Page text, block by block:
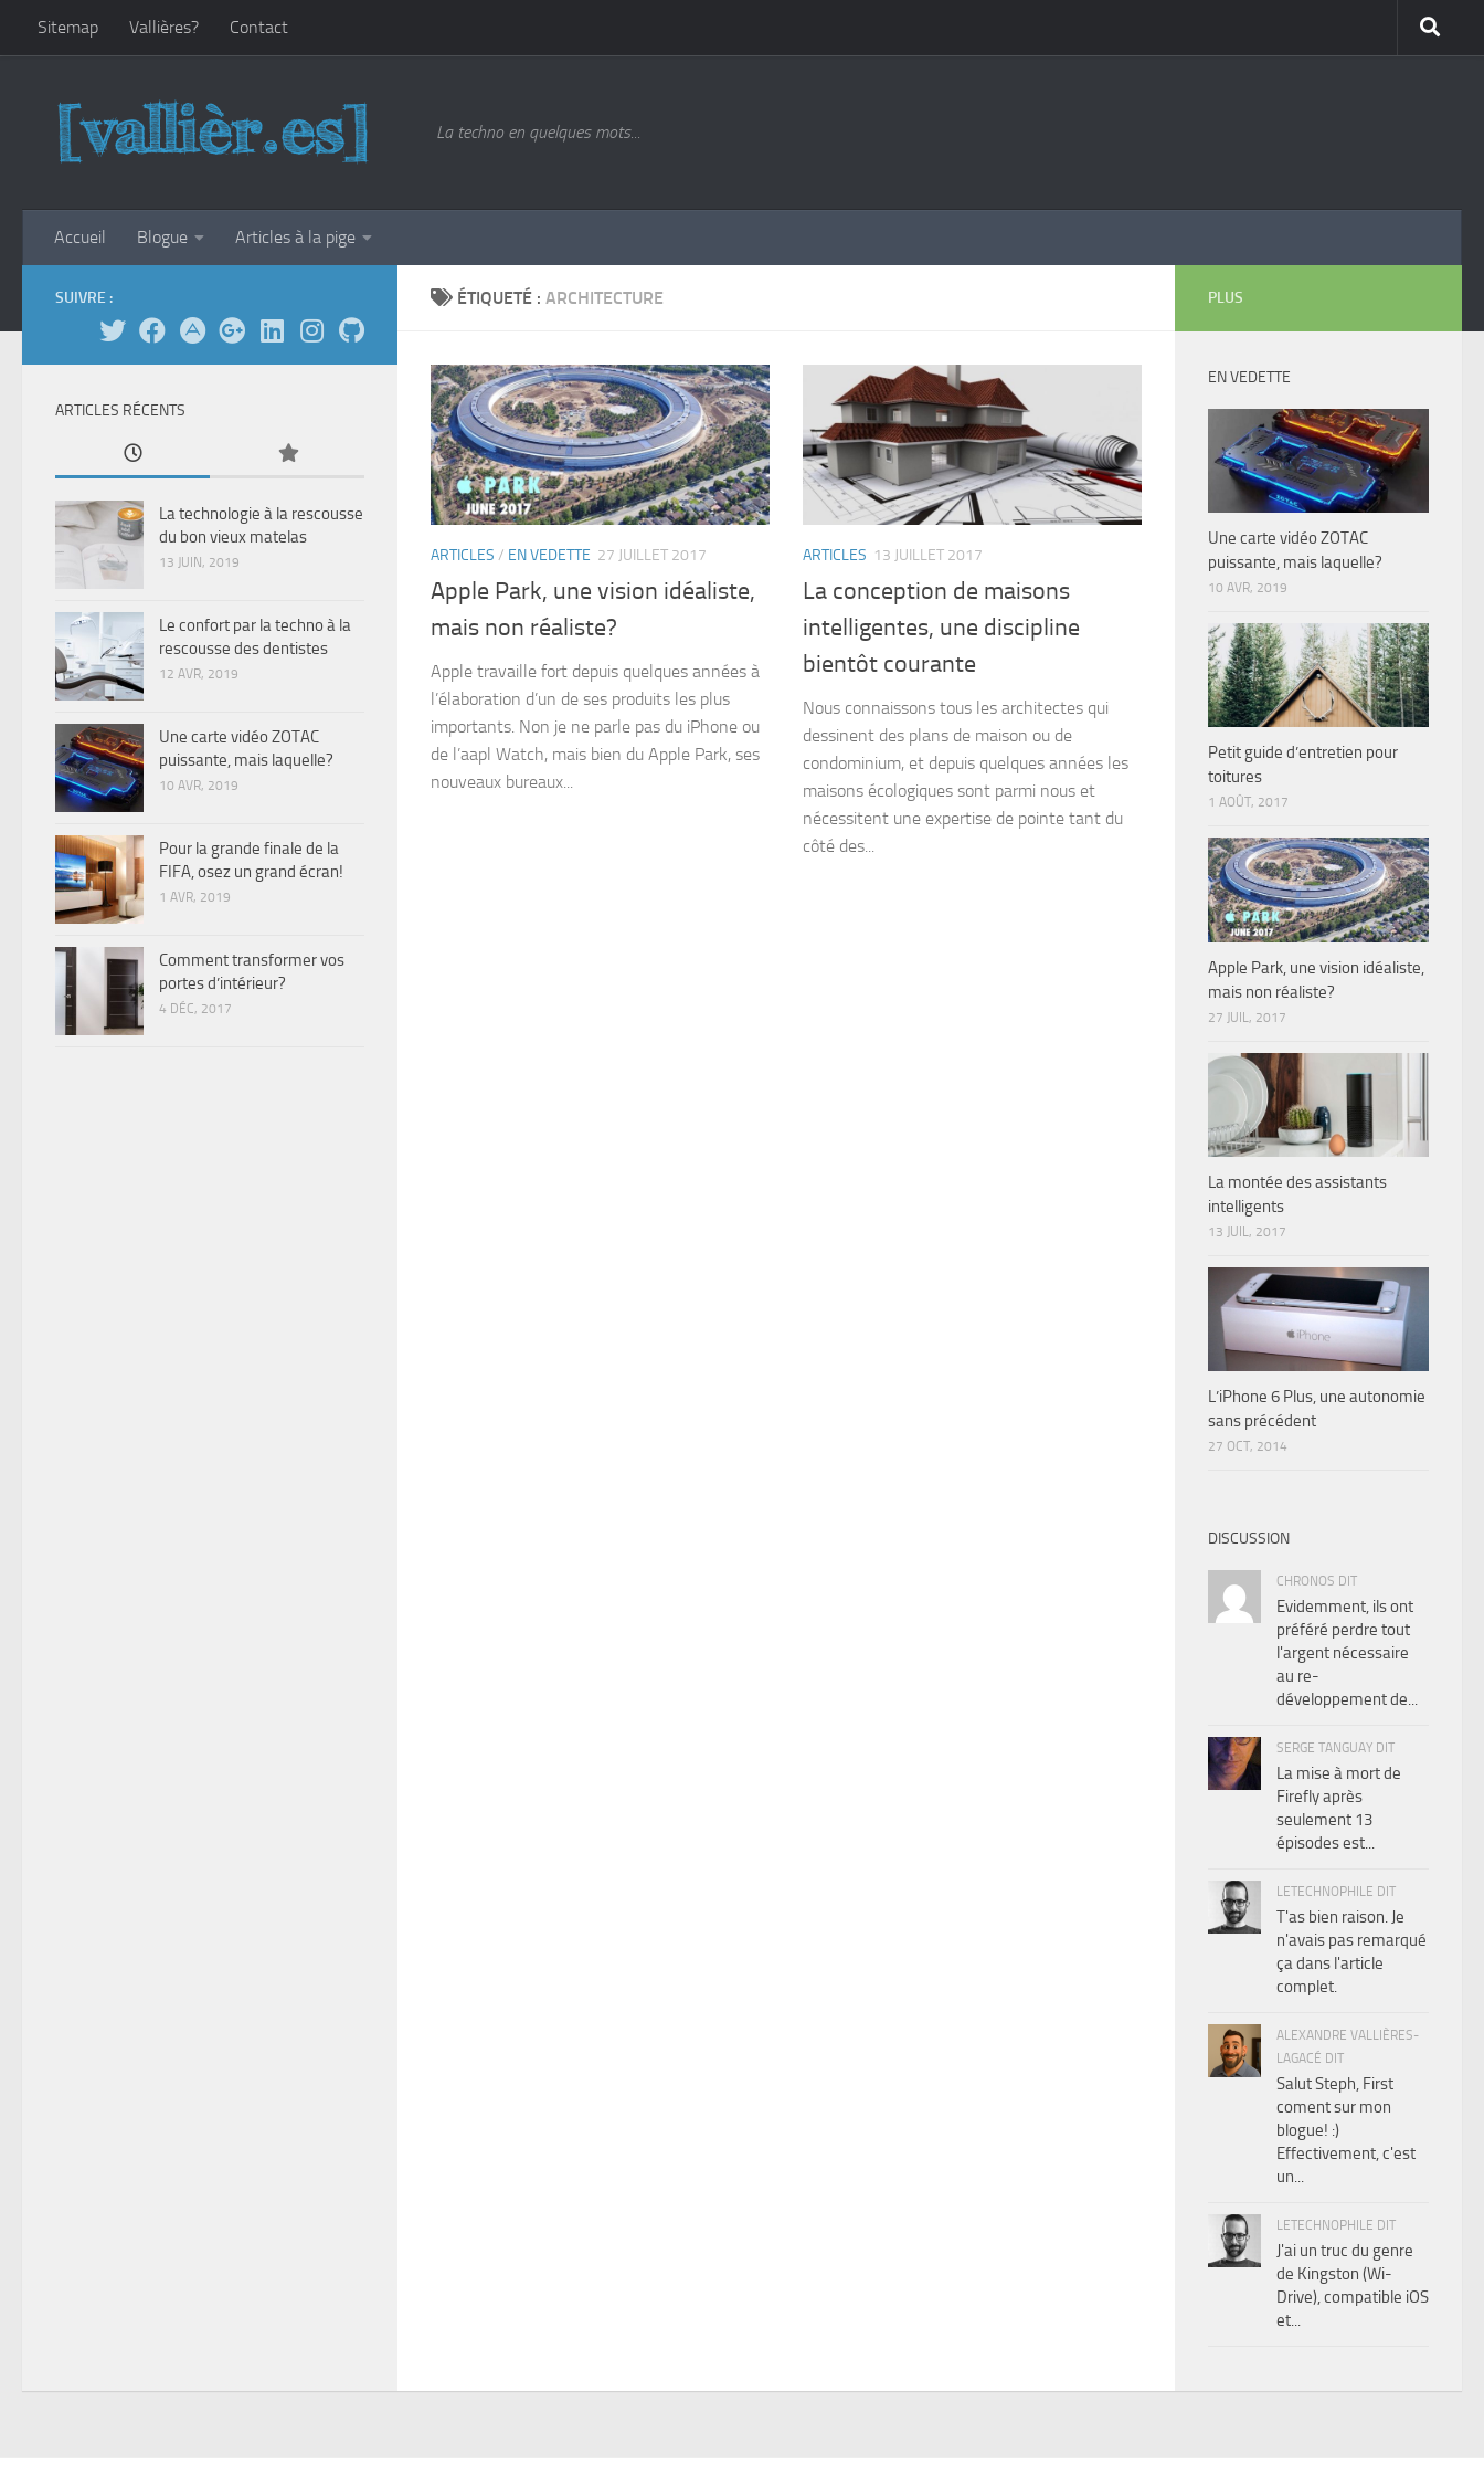
Skip to content
Sitemap Vallières? Contact
La techno en quelques mots...
Accueil Blogue Articles à la pige
ÉTIQUETÉ : ARCHITECTURE
ARTICLES / EN VEDETTE 27 JUILLET 2017
Apple Park, une vision idéaliste,
mais non réaliste?
Apple travaille fort depuis quelques années à
l’élaboration d’un de ses produits les plus
importants. Non je ne parle pas du iPhone ou
de l’aapl Watch, mais bien du Apple Park, ses
nouveaux bureaux...
ARTICLES 13 JUILLET 2017
La conception de maisons
intelligentes, une discipline
bientôt courante
Nous connaissons tous les architectes qui
dessinent des plans de maison ou de
condominium, et depuis quelques années les
maisons écologiques sont parmi nous et
nécessitent une expertise de pointe tant du
côté des...
SUIVRE :
ARTICLES RÉCENTS
La technologie à la rescousse
du bon vieux matelas
13 JUIN, 2019
Le confort par la techno à la
rescousse des dentistes
12 AVR, 2019
Une carte vidéo ZOTAC
puissante, mais laquelle?
10 AVR, 2019
Pour la grande finale de la
FIFA, osez un grand écran!
1 AVR, 2019
Comment transformer vos
portes d’intérieur?
4 DÉC, 2017
PLUS
EN VEDETTE
Une carte vidéo ZOTAC
puissante, mais laquelle?
10 AVR, 2019
Petit guide d’entretien pour
toitures
1 AOÛT, 2017
Apple Park, une vision idéaliste,
mais non réaliste?
27 JUIL, 2017
La montée des assistants
intelligents
13 JUIL, 2017
L’iPhone 6 Plus, une autonomie
sans précédent
27 OCT, 2014
DISCUSSION
CHRONOS DIT
Evidemment, ils ont
préféré perdre tout
l'argent nécessaire
au re-
développement de...
SERGE TANGUAY DIT
La mise à mort de
Firefly après
seulement 13
épisodes est...
LETECHNOPHILE DIT
T'as bien raison. Je
n'avais pas remarqué
ça dans l'article
complet.
ALEXANDRE VALLIÈRES-
LAGACÉ DIT
Salut Steph, First
coment sur mon
blogue! :)
Effectivement, c'est
un...
LETECHNOPHILE DIT
J'ai un truc du genre
de Kingston (Wi-
Drive), compatible iOS
et...